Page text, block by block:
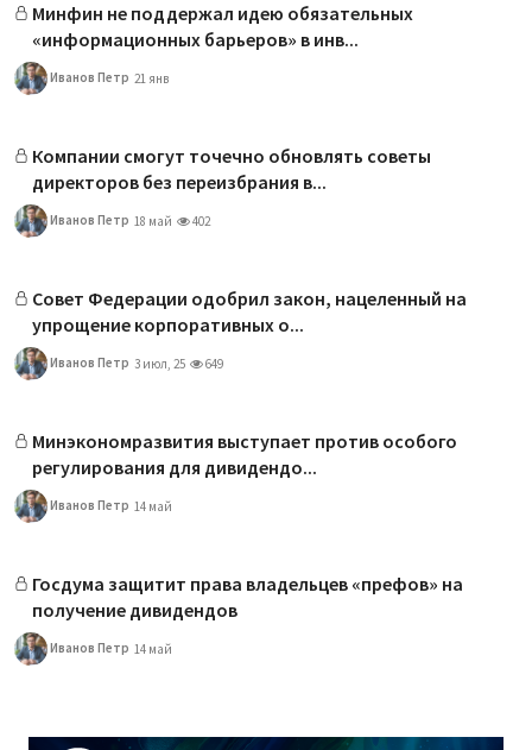
Минфин не поддержал идею обязательных
«информационных барьеров» в инв...
Иванов Петр 21 янв
Компании смогут точечно обновлять советы
директоров без переизбрания в...
Иванов Петр 18 май 402
Совет Федерации одобрил закон, нацеленный на
упрощение корпоративных о...
Иванов Петр 3 июл, 25 649
Минэкономразвития выступает против особого
регулирования для дивидендо...
Иванов Петр 14 май
Госдума защитит права владельцев «префов» на
получение дивидендов
Иванов Петр 14 май